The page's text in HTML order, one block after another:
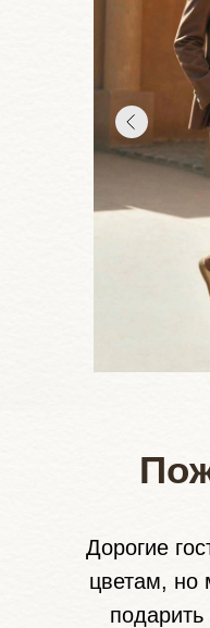
Дорогие
цветам, но
подарить